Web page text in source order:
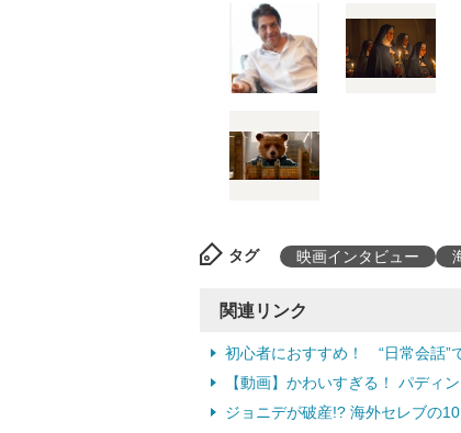
タグ 映画インタビュー
関連リンク
初心者におすすめ！ “日常会話”
【動画】かわいすぎる！ パディ
ジョニデが破産!? 海外セレブの